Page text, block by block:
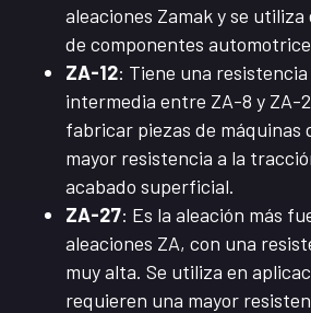
aleaciones Zamak y se
de componentes
ZA-12: Tiene una
intermedia entre ZA-8 y ZA-
fabricar piezas de máquinas
mayor resistencia a la
acabado superficial.
ZA-27: Es la aleación más
aleaciones ZA, con una
muy alta. Se utiliza en
requieren una mayor